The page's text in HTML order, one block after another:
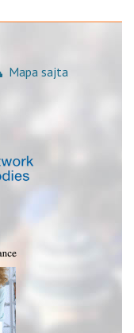
Mapa sajta